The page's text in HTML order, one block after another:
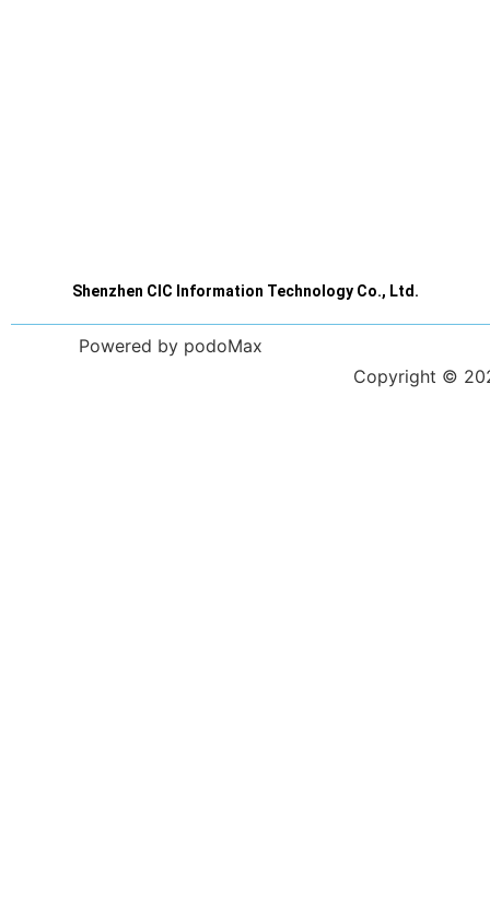
Shenzhen CIC Information Technology Co., Ltd.
Powered by podoMax
Copyright ©